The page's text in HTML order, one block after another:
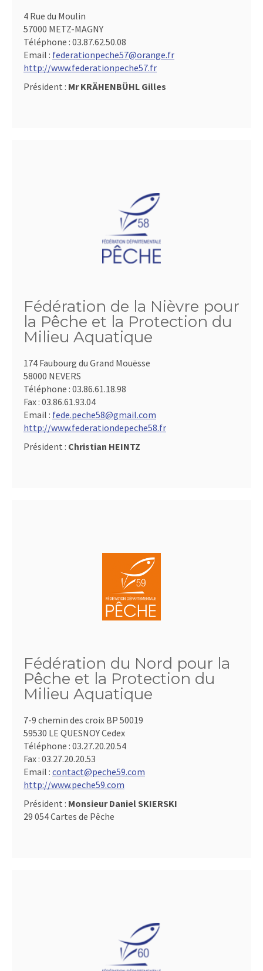
4 Rue du Moulin
57000 METZ-MAGNY
Téléphone : 03.87.62.50.08
Email : federationpeche57@orange.fr
http://www.federationpeche57.fr
Président : Mr KRÄHENBÜHL Gilles
Fédération de la Nièvre pour
la Pêche et la Protection du
Milieu Aquatique
174 Faubourg du Grand Mouësse
58000 NEVERS
Téléphone : 03.86.61.18.98
Fax : 03.86.61.93.04
Email : fede.peche58@gmail.com
http://www.federationdepeche58.fr
Président : Christian HEINTZ
Fédération du Nord pour la
Pêche et la Protection du
Milieu Aquatique
7-9 chemin des croix BP 50019
59530 LE QUESNOY Cedex
Téléphone : 03.27.20.20.54
Fax : 03.27.20.20.53
Email : contact@peche59.com
http://www.peche59.com
Président : Monsieur Daniel SKIERSKI
29 054 Cartes de Pêche